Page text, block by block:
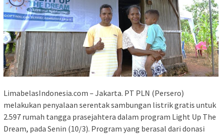
LimabelasIndonesia.com – Jakarta. PT PLN (Persero)
melakukan penyalaan serentak sambungan listrik gratis untuk
2.597 rumah tangga prasejahtera dalam program Light Up The
Dream, pada Senin (10/3). Program yang berasal dari donasi